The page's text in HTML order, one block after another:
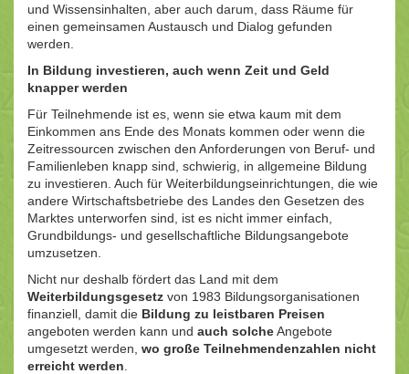
und Wissensinhalten, aber auch darum, dass Räume für
einen gemeinsamen Austausch und Dialog gefunden
werden.
In Bildung investieren, auch wenn Zeit und Geld
knapper werden
Für Teilnehmende ist es, wenn sie etwa kaum mit dem
Einkommen ans Ende des Monats kommen oder wenn die
Zeitressourcen zwischen den Anforderungen von Beruf- und
Familienleben knapp sind, schwierig, in allgemeine Bildung
zu investieren. Auch für Weiterbildungseinrichtungen, die wie
andere Wirtschaftsbetriebe des Landes den Gesetzen des
Marktes unterworfen sind, ist es nicht immer einfach,
Grundbildungs- und gesellschaftliche Bildungsangebote
umzusetzen.
Nicht nur deshalb fördert das Land mit dem
Weiterbildungsgesetz von 1983 Bildungsorganisationen
finanziell, damit die Bildung zu leistbaren Preisen
angeboten werden kann und auch solcheAngebote
umgesetzt werden, wo große Teilnehmendenzahlen nicht
erreicht werden